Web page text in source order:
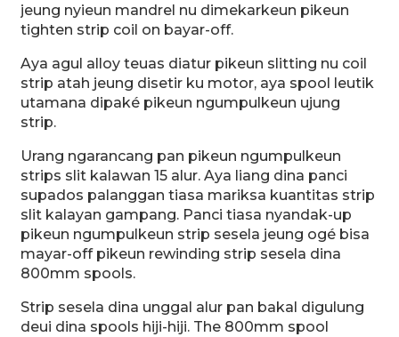
jeung nyieun mandrel nu dimekarkeun pikeun
tighten strip coil on bayar-off.
Aya agul alloy teuas diatur pikeun slitting nu coil
strip atah jeung disetir ku motor, aya spool leutik
utamana dipaké pikeun ngumpulkeun ujung
strip.
Urang ngarancang pan pikeun ngumpulkeun
strips slit kalawan 15 alur. Aya liang dina panci
supados palanggan tiasa mariksa kuantitas strip
slit kalayan gampang. Panci tiasa nyandak-up
pikeun ngumpulkeun strip sesela jeung ogé bisa
mayar-off pikeun rewinding strip sesela dina
800mm spools.
Strip sesela dina unggal alur pan bakal digulung
deui dina spools hiji-hiji. The 800mm spool